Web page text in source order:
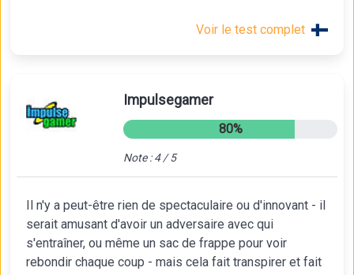
Voir le test complet
Impulsegamer
80%
Note : 4 / 5
Il n'y a peut-être rien de spectaculaire ou d'innovant - il
serait amusant d'avoir un adversaire avec qui
s'entraîner, ou même un sac de frappe pour voir
rebondir chaque coup - mais cela fait transpirer et fait